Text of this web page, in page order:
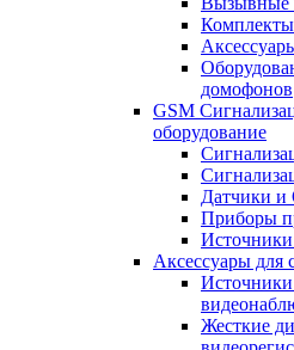
домофонов
GSM
оборудование
Датчики и
Приборы
Аксессуары для
Источники
Жесткие